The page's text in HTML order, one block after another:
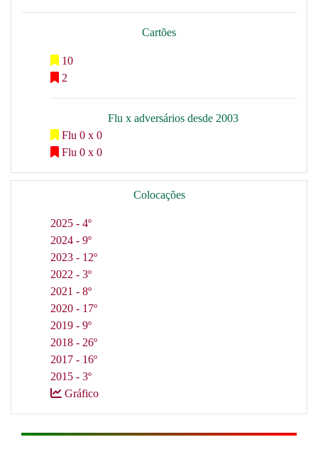
Cartões
10
2
Flu x adversários desde 2003
Flu 0 x 0
Flu 0 x 0
Colocações
2025 - 4º
2024 - 9º
2023 - 12º
2022 - 3º
2021 - 8º
2020 - 17º
2019 - 9º
2018 - 26º
2017 - 16º
2015 - 3º
Gráfico